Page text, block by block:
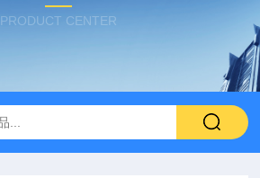
PRODUCT CENTER